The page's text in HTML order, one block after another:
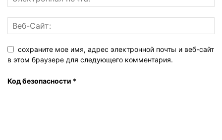
сохраните мое имя, адрес электронной почты и веб-сайт
в этом браузере для следующего комментария.
Код безопасности *